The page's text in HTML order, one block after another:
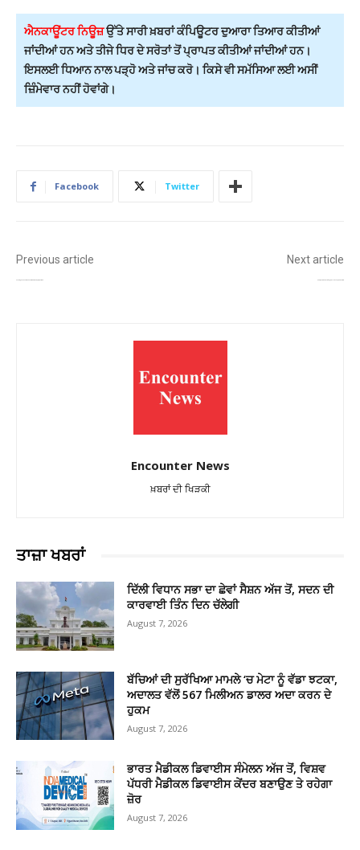
ਐਨਕਾਊਂਟਰ ਨਿਊਜ਼ਉੱਤੇ ਸਾਰੀ ਖ਼ਬਰਾਂ ਕੰਪਿਊਟਰ ਦੁਆਰਾ ਤਿਆਰ ਕੀਤੀਆਂ
ਜਾਂਦੀਆਂ ਹਨ ਅਤੇ ਤੀਜੇ ਧਿਰ ਦੇ ਸਰੋਤਾਂ ਤੋਂ ਪ੍ਰਾਪਤ ਕੀਤੀਆਂ ਜਾਂਦੀਆਂ ਹਨ।
ਇਸਲਈ ਧਿਆਨ ਨਾਲ ਪੜ੍ਹੋ ਅਤੇ ਜਾਂਚ ਕਰੋ। ਕਿਸੇ ਵੀ ਸਮੱਸਿਆ ਲਈ ਅਸੀਂ
ਜ਼ਿੰਮੇਵਾਰ ਨਹੀਂ ਹੋਵਾਂਗੇ।
Facebook Twitter
Previous article Next article
Encounter News
ਖ਼ਬਰਾਂ ਦੀ ਖਿੜਕੀ
ਤਾਜ਼ਾ ਖਬਰਾਂ
ਦਿੱਲੀ ਵਿਧਾਨ ਸਭਾ ਦਾ ਛੇਵਾਂ ਸੈਸ਼ਨ ਅੱਜ ਤੋਂ, ਸਦਨ ਦੀ
ਕਾਰਵਾਈ ਤਿੰਨ ਦਿਨ ਚੱਲੇਗੀ
August 7, 2026
ਬੱਚਿਆਂ ਦੀ ਸੁਰੱਖਿਆ ਮਾਮਲੇ ‘ਚ ਮੇਟਾ ਨੂੰ ਵੱਡਾ ਝਟਕਾ,
ਅਦਾਲਤ ਵੱਲੋਂ 567 ਮਿਲੀਅਨ ਡਾਲਰ ਅਦਾ ਕਰਨ ਦੇ
ਹੁਕਮ
August 7, 2026
ਭਾਰਤ ਮੈਡੀਕਲ ਡਿਵਾਈਸ ਸੰਮੇਲਨ ਅੱਜ ਤੋਂ, ਵਿਸ਼ਵ
ਪੱਧਰੀ ਮੈਡੀਕਲ ਡਿਵਾਈਸ ਕੇਂਦਰ ਬਣਾਉਣ ਤੇ ਰਹੇਗਾ
ਜ਼ੋਰ
August 7, 2026